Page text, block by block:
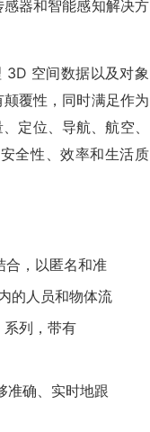
器和智能感知解决方
3D 空间数据以及对象
覆性，同时满足作为
定位、导航、航空、
全性、效率和生活质
，以匿名和准
的人员和物体流
列，带有
准确、实时地跟